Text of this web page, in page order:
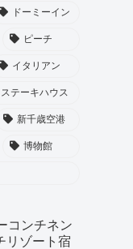
ドーミーイン
ピーチ
イタリアン
ステーキハウス
新千歳空港
博物館
コンチネン
リゾート宿